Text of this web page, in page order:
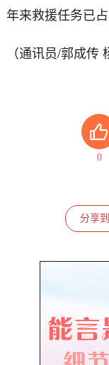
年来救援任务已
（通讯员/郭成传
0
分享